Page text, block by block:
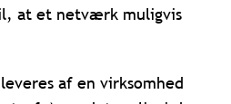
at et netværk muligvis
af en virksomhed